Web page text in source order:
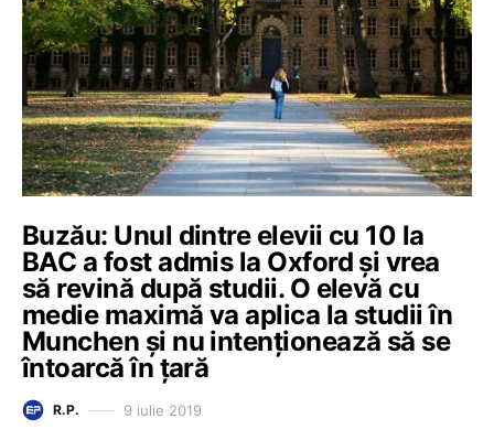
Buzău: Unul dintre elevii cu 10 la
BAC a fost admis la Oxford și vrea
să revină după studii. O elevă cu
medie maximă va aplica la studii în
Munchen și nu intenționează să se
întoarcă în țară
R.P. 9 iulie 2019